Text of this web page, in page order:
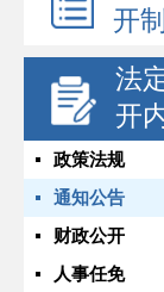
开
法
开
政策法规
通知公告
财政公开
人事任免